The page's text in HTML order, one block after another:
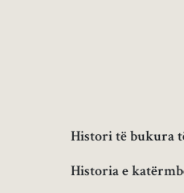
Histori të bukura
Historia e